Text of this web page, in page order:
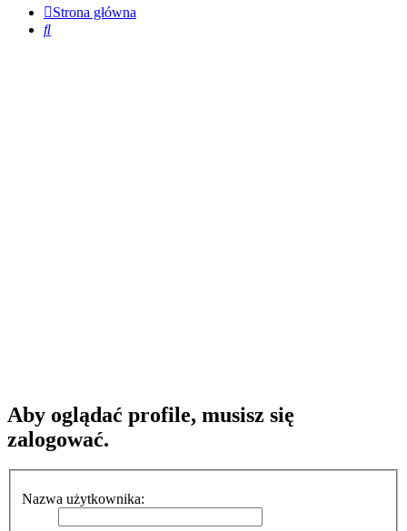
Strona główna
Szukaj
Aby oglądać profile, musisz się
zalogować.
Nazwa użytkownika: